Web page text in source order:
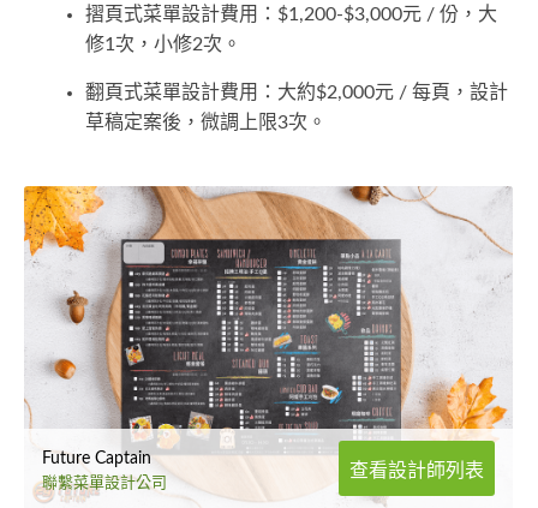
摺頁式菜單設計費用：$1,200-$3,000元 / 份，大
修1次，小修2次。
翻頁式菜單設計費用：大約$2,000元 / 每頁，設計
草稿定案後，微調上限3次。
Future Captain
聯繫菜單設計公司
查看設計師列表